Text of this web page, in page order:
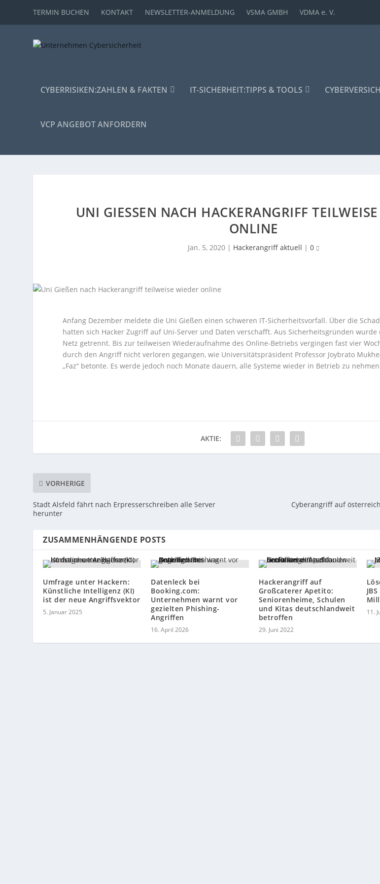
TERMIN BUCHEN KONTAKT NEWSLETTER-ANMELDUNG VSMA GMBH VDMA e. V.
CYBERRISIKEN:ZAHLEN & FAKTEN IT-SICHERHEIT:TIPPS & TOOLS
VCP ANGEBOT ANFORDERN
UNI GIESSEN NACH HACKERANGRIFF TEILWEISE
NLINE
Jan. 5, 2020 | Hackerangriff aktuell |0
Anfang Dezember meldete die Uni Gießen einen schweren IT-Sicherheitsvorfall. Über die
hatten sich Hacker Zugriff auf Uni-Server und Daten verschafft. Aus Sicherheitsgründen wurde
Netz getrennt. Bis zur teilweisen Wiederaufnahme des Online-Betriebs vergingen fast vier
durch den Angriff nicht verloren gegangen, wie Universitätspräsident Professor Joybrato
„Faz“ betonte. Es werde jedoch noch Monate dauern, alle Systeme wieder in Betrieb zu
AKTIE:
VORHERIGE
Stadt Alsfeld fährt nach Erpresserschreiben alle Server
herunter
Cyberangriff auf
ZUSAMMENHÄNGENDE POSTS
Umfrage unter Hackern:
Künstliche Intelligenz (KI)
ist der neue Angriffsvektor
5. Januar 2025
Datenleck bei
Booking.com:
Unternehmen warnt vor
gezielten Phishing-
Angriffen
16. April 2026
Hackerangriff auf
Großcaterer Apetito:
Seniorenheime, Schulen
und Kitas deutschlandweit
betroffen
29. Juni 2022
11.